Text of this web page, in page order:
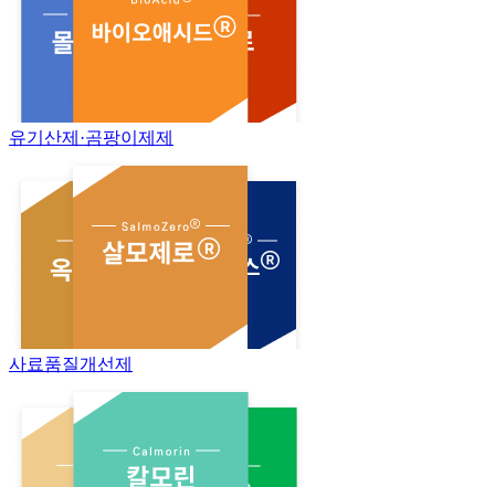
유기산제·곰팡이제제
사료품질개선제